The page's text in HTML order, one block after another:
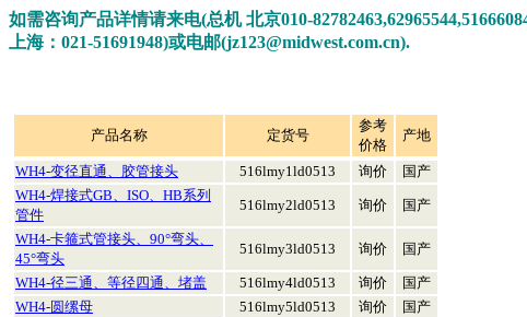
如需咨询产品详情请来电(总机 北京010-
上海：021-51691948)或电邮(jz123@midwest.com.cn).
产品名称 定货号
参考
价格
产地
WH4-变径直通、胶管接头 516lmy1ld0513 询价
国产
WH4-焊接式GB、ISO、HB系列
管件
516lmy2ld0513 询价 国产
WH4-卡箍式管接头、90°弯头、
45°弯头
516lmy3ld0513 询价 国产
WH4-径三通、等径四通、堵盖 516lmy4ld0513 询价
国产
WH4-圆缧母
516lmy5ld0513 询价
国产